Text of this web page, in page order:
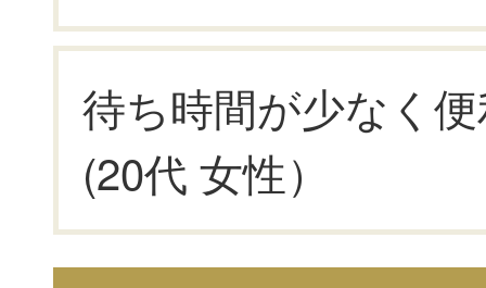
待ち時間が少なく
(20代 女性）